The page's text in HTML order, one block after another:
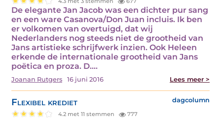
De elegante Jan Jacob was een dichter pur sang
en een ware Casanova/Don Juan incluis. Ik ben
er volkomen van overtuigd, dat wij
Nederlanders nog steeds niet de grootheid van
Jans artistieke schrijfwerk inzien. Ook Heleen
erkende de internationale grootheid van Jans
poëtica en proza. D.…
Joanan Rutgers 16 juni 2016 Lees meer >
Flexibel krediet dagcolumn
4.2 met 11 stemmen 777